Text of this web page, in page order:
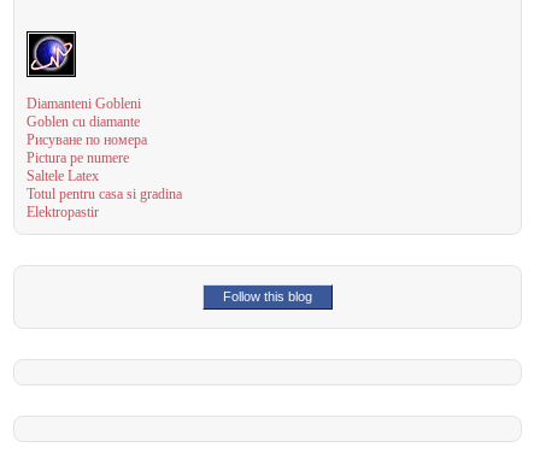
Diamanteni Gobleni
Goblen cu diamante
Рисуване по номера
Pictura pe numere
Saltele Latex
Totul pentru casa si gradina
Elektropastir
Follow this blog